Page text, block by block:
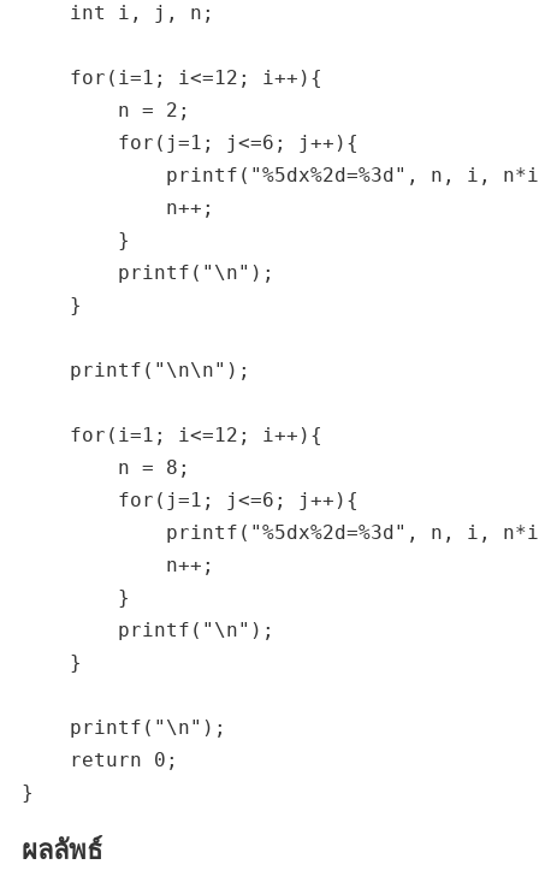
    int i, j, n;
    for(i=1; i<=12; i++){
        n = 2;
        for(j=1; j<=6; j++){
printf("%5dx%2d=%3d", n, i,
            n++;
        }
        printf("\n");
    }
    printf("\n\n");
    for(i=1; i<=12; i++){
        n = 8;
        for(j=1; j<=6; j++){
printf("%5dx%2d=%3d", n, i,
            n++;
        }
        printf("\n");
    }
    printf("\n");
    return 0;
ผลลัพธ์